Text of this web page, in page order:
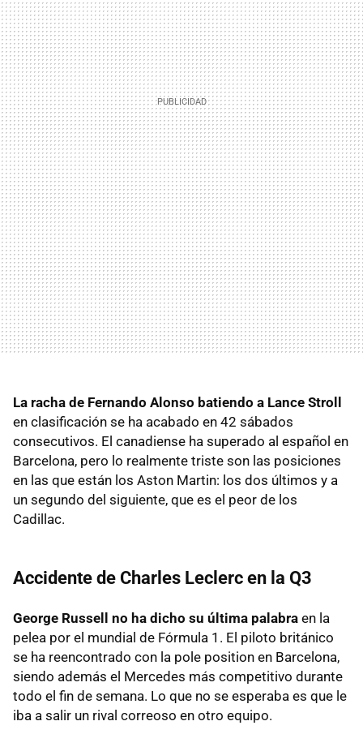
La racha de Fernando Alonso batiendo a Lance Stroll
en clasificación se ha acabado en 42 sábados
consecutivos. El canadiense ha superado al español en
Barcelona, pero lo realmente triste son las posiciones
en las que están los Aston Martin: los dos últimos y a
un segundo del siguiente, que es el peor de los
Cadillac.
Accidente de Charles Leclerc en la Q3
George Russell no ha dicho su última palabra en la
pelea por el mundial de Fórmula 1. El piloto británico
se ha reencontrado con la pole position en Barcelona,
siendo además el Mercedes más competitivo durante
todo el fin de semana. Lo que no se esperaba es que le
iba a salir un rival correoso en otro equipo.